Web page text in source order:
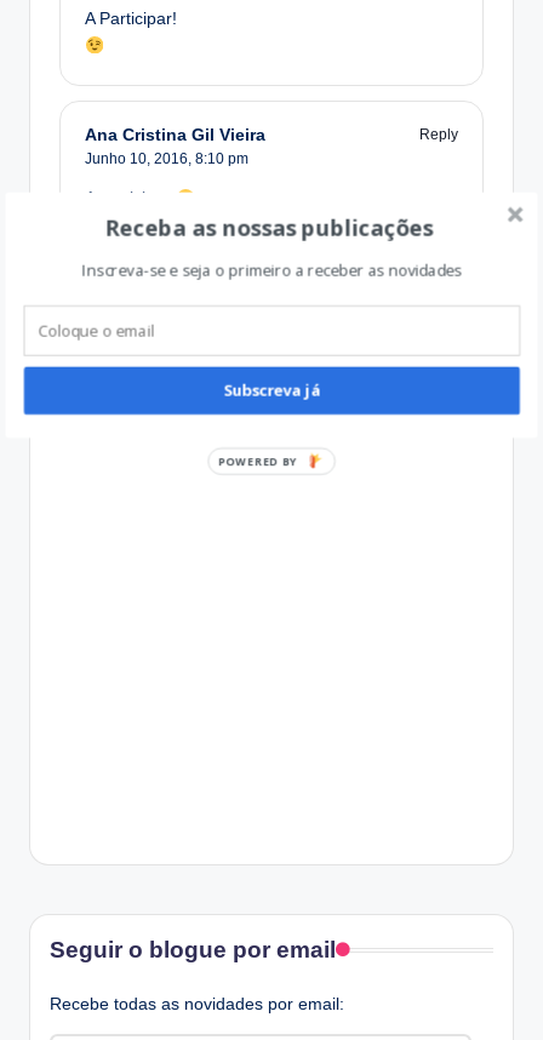
A Participar!
Ana Cristina Gil Vieira
Reply
Junho 10, 2016, 8:10 pm
A participar
Seguir o blogue por email
Recebe todas as novidades por email:
Receba as nossas publicações
Inscreva-se e seja o primeiro a receber as novidades
Subscreva já
POWERED BY